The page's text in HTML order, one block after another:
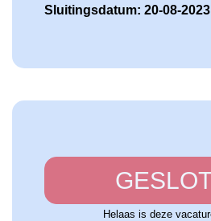
Sluitingsdatum: 20-08-2023
Helaas is deze